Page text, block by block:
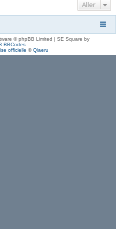
Aller
© phpBB Limited | SE Square by
BBCodes
officielle ©Qiaeru